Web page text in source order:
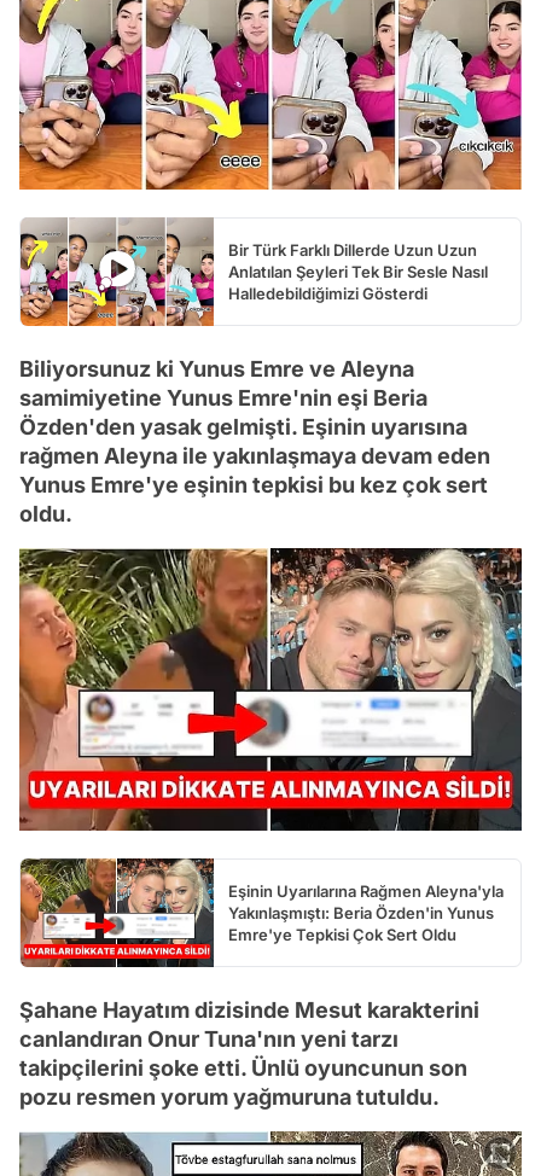
Bir Türk Farklı Dillerde Uzun Uzun
Anlatılan Şeyleri Tek Bir Sesle Nasıl
Halledebildiğimizi Gösterdi
Biliyorsunuz ki Yunus Emre ve Aleyna
samimiyetine Yunus Emre'nin eşi Beria
Özden'den yasak gelmişti. Eşinin uyarısına
rağmen Aleyna ile yakınlaşmaya devam eden
Yunus Emre'ye eşinin tepkisi bu kez çok sert
oldu.
Eşinin Uyarılarına Rağmen Aleyna'yla
Yakınlaşmıştı: Beria Özden'in Yunus
Emre'ye Tepkisi Çok Sert Oldu
Şahane Hayatım dizisinde Mesut karakterini
canlandıran Onur Tuna'nın yeni tarzı
takipçilerini şoke etti. Ünlü oyuncunun son
pozu resmen yorum yağmuruna tutuldu.